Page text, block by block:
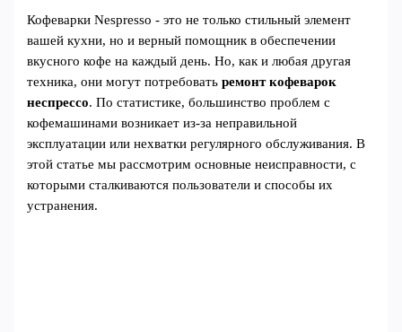
Кофеварки Nespresso - это не только стильный элемент
вашей кухни, но и верный помощник в обеспечении
вкусного кофе на каждый день. Но, как и любая другая
техника, они могут потребоватьремонт кофеварок
неспрессо. По статистике, большинство проблем с
кофемашинами возникает из-за неправильной
эксплуатации или нехватки регулярного обслуживания. В
этой статье мы рассмотрим основные неисправности, с
которыми сталкиваются пользователи и способы их
устранения.